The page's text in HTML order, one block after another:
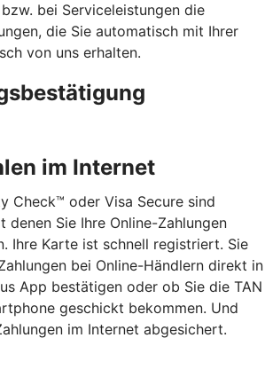
bei Serviceleistungen die
die Sie automatisch mit Ihrer
von uns erhalten.
im Internet
Check™ oder Visa Secure sind
denen Sie Ihre Online-Zahlungen
Ihre Karte ist schnell registriert. Sie
bei Online-Händlern direkt in
App bestätigen oder ob Sie die TAN
geschickt bekommen. Und
im Internet abgesichert.